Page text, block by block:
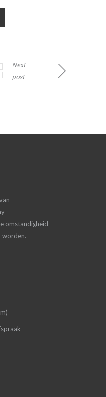
Next
post
omstandigheid
worden.